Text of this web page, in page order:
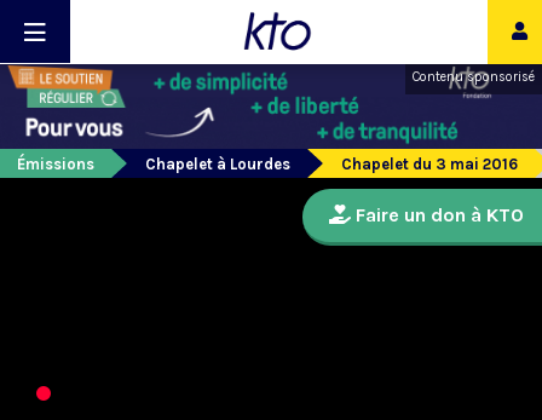
Contenu sponsorisé
Émissions Chapelet à Lourdes Chapelet du 3 mai 2016
Faire un don à KTO